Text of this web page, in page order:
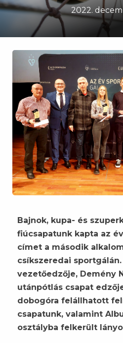
2022.
Bajnok, kupa- és
fiúcsapatunk kapta az
címet a második
csíkszeredai
vezetőedzője, Demény
utánpótlás csapat
dobogóra felállhatott
csapatunk, valamint
osztályba felkerült